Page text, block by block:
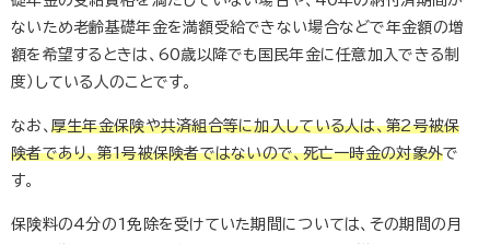
ないため老齢基礎年金を満額受給できない場合などで年金額の増
額を希望するときは、 60歳以降でも国民年金に任意加入できる制
度）している人のことです。
なお、 厚生年金保険や共済組合等に加入している人は、第2号被保
険者であり、第1号被保険者ではないので、死亡一時金の対象外で
す。
保険料の4分の1免除を受けていた期間については、その期間の月